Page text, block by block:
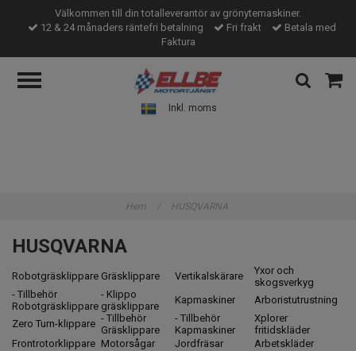
Välkommen till din totalleverantör av grönytemaskiner.
12 & 24 månaders räntefri betalning
Fri frakt
Betala med
Faktura
Inkl. moms
Hem / HUSQVARNA
HUSQVARNA
Robotgräsklippare Gräsklippare Vertikalskärare
Yxor och
skogsverkyg
- Tillbehör
Robotgräsklippare
- Klippo
gräsklippare
Kapmaskiner
Arboristutrustning
Zero Turn-klippare - Tillbehör
Gräsklippare
- Tillbehör
Kapmaskiner
Xplorer
fritidskläder
Frontrotorklippare Motorsågar Jordfräsar
Arbetskläder